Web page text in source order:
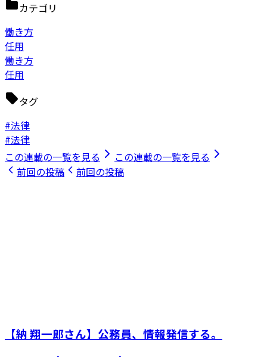
カテゴリ
働き方
任用
働き方
任用
タグ
#法律
#法律
この連載の一覧を見る
この連載の一覧を見る
前回の投稿
前回の投稿
【納 翔一郎さん】公務員、情報発信する。